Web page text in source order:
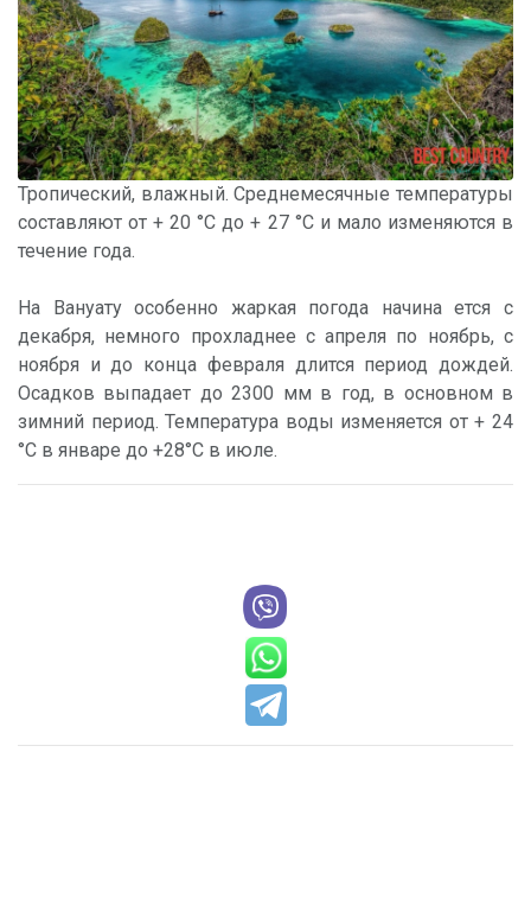
Тропический, влажный. Среднемесячные температуры
составляют от + 20 °С до + 27 °С и мало изменяются в
течение года.
На Вануату особенно жаркая погода начина ется с
декабря, немного прохладнее с апреля по ноябрь, с
ноября и до конца февраля длится период дождей.
Осадков выпадает до 2300 мм в год, в основном в
зимний период. Температура воды изменяется от + 24
°С в январе до +28°С в июле.